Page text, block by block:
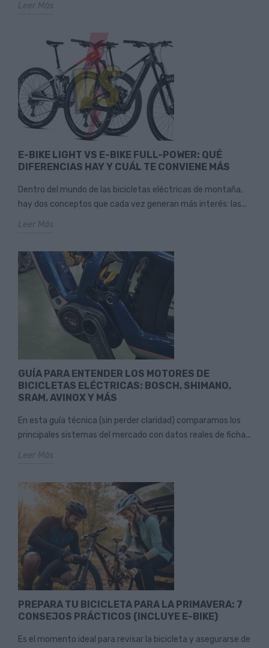
Leer Más
E-BIKE LIGHT VS E-BIKE FULL-POWER: QUÉ
DIFERENCIAS HAY Y CUÁL TE CONVIENE MÁS
Dentro del mundo de las bicicletas eléctricas de montaña,
hay dos conceptos que cada vez generan más interés: las...
Leer Más
GUÍA PARA ENTENDER LOS MOTORES DE
BICICLETAS ELÉCTRICAS: BOSCH, SHIMANO,
SRAM, AVINOX Y MÁS
En esta guía técnica (sin perder claridad) comparamos los
principales sistemas del mercado con datos reales de ficha...
Leer Más
PREPARA TU BICICLETA PARA LA PRIMAVERA: 7
CONSEJOS PRÁCTICOS (INCLUYE E-BIKE)
Es el momento ideal para revisar la bicicleta y asegurarse de